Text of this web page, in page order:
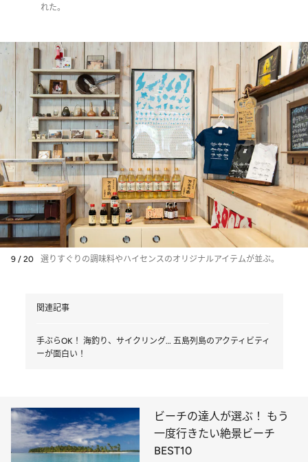
れた。
9 / 20 選りすぐりの調味料やハイセンスのオリジナルアイテムが並ぶ。
関連記事
手ぶらOK！ 海釣り、サイクリング… 五島列島のアクティビティ
ーが面白い！
ビーチの達人が選ぶ！ もう
一度行きたい絶景ビーチ
BEST10